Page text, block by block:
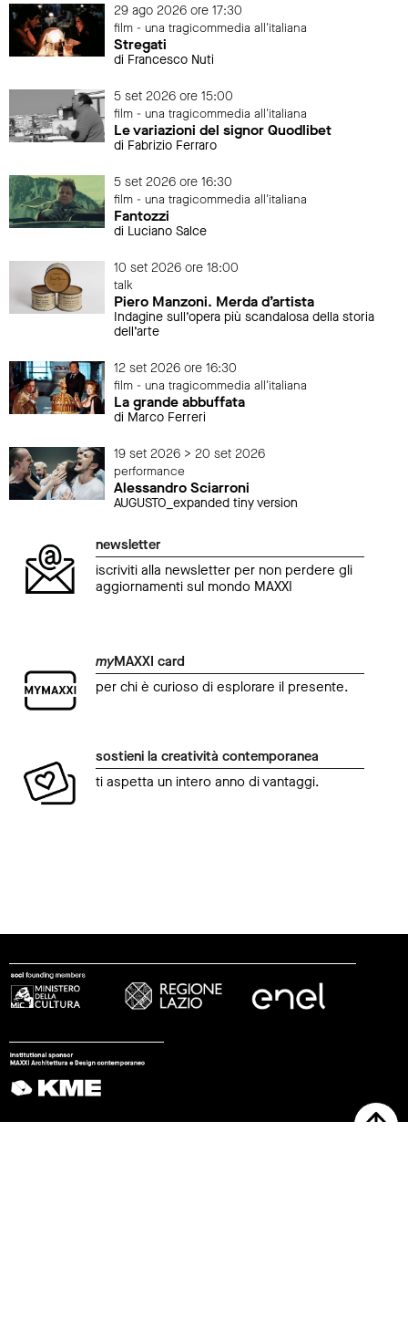
29 ago 2026 ore 17:30
film - una tragicommedia all'italiana
Stregati
di Francesco Nuti
5 set 2026 ore 15:00
film - una tragicommedia all'italiana
Le variazioni del signor Quodlibet
di Fabrizio Ferraro
5 set 2026 ore 16:30
film - una tragicommedia all'italiana
Fantozzi
di Luciano Salce
10 set 2026 ore 18:00
talk
Piero Manzoni. Merda d’artista
Indagine sull’opera più scandalosa della storia
dell’arte
12 set 2026 ore 16:30
film - una tragicommedia all'italiana
La grande abbuffata
di Marco Ferreri
19 set 2026 > 20 set 2026
performance
Alessandro Sciarroni
AUGUSTO_expanded tiny version
newsletter
iscriviti alla newsletter per non perdere gli
aggiornamenti sul mondo MAXXI
myMAXXI card
per chi è curioso di esplorare il presente.
sostieni la creatività contemporanea
ti aspetta un intero anno di vantaggi.